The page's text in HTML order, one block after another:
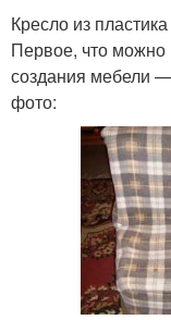
Кресло из пластика
Первое, что можно
создания мебели
фото: